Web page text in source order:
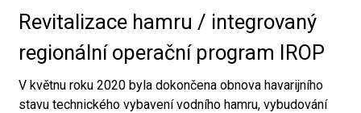
Revitalizace hamru / integrovaný
regionální operační program IROP
V květnu roku 2020 byla dokončena obnova havarijního
stavu technického vybavení vodního hamru, vybudování